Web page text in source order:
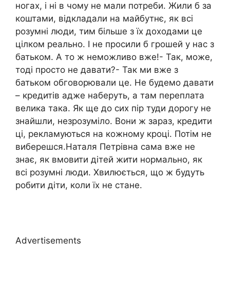
ногах, і ні в чому не мали потреби. Жили б за
коштами, відкладали на майбутнє, як всі
розумні люди, тим більше з їх доходами це
цілком реально. І не просили б грошей у нас з
батьком. А то ж неможливо вже!- Так, може,
тоді просто не давати?- Так ми вже з
батьком обговорювали це. Не будемо давати
– кредитів адже наберуть, а там переплата
велика така. Як ще до сих пір туди дорогу не
знайшли, незрозуміло. Вони ж зараз, кредити
ці, рекламуються на кожному кроці. Потім не
виберешся.Наталя Петрівна сама вже не
знає, як вмовити дітей жити нормально, як
всі розумні люди. Хвилюється, що ж будуть
робити діти, коли їх не стане.
Advertisements